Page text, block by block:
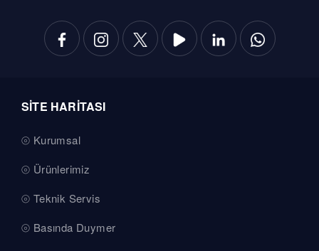
SİTE HARİTASI
Kurumsal
Ürünlerimiz
Teknik Servis
Basında Duymer